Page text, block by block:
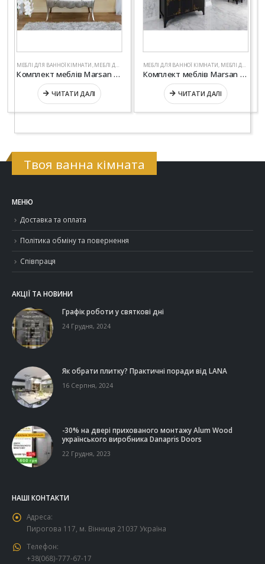
МЕБЛІ ДЛЯ ВАННОЇ КІМНАТИ МЕБЛІ ДЛЯ ВАННОЇ СЕРІЇ "ЛЮКС" ,САНТЕХНІКА
Комплект меблів Marsan “DIANNE”
ЧИТАТИ ДАЛІ
МЕБЛІ ДЛЯ ВАННОЇ КІМНАТИ МЕБЛІ ДЛЯ ВАННОЇ СЕРІЇ "ЛЮКС"
Комплект меблів Marsan “JACQUELINE”
ЧИТАТИ ДАЛІ
Твоя ванна кімната
МЕНЮ
Доставка та оплата
Політика обміну та повернення
Співпраця
АКЦІЇ ТА НОВИНИ
Графік роботи у святкові дні
24 Грудня, 2024
Як обрати плитку? Практичні поради від LANA
16 Серпня, 2024
-30% на двері прихованого монтажу Alum Wood
українського виробника Danapris Doors
22 Грудня, 2023
НАШІ КОНТАКТИ
Адреса:
Пирогова 117, м. Вінниця 21037 Україна
Телефон:
+38(068)-777-67-17